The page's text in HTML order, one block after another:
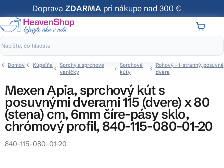
na
obsah
Doprava ZDARMA pri nákupe nad 300 €
Domov Kúpeľňa
Sprchy a sprchové
vaničky
Sprchové
kúty
Rohový - 1-stranný, posuvné
dvere
Mexen Apia, sprchový kút s
posuvnými dverami 115 (dvere) x 80
(stena) cm, 6mm číre-pásy sklo,
chrómový profil, 840-115-080-01-20
840-115-080-01-20